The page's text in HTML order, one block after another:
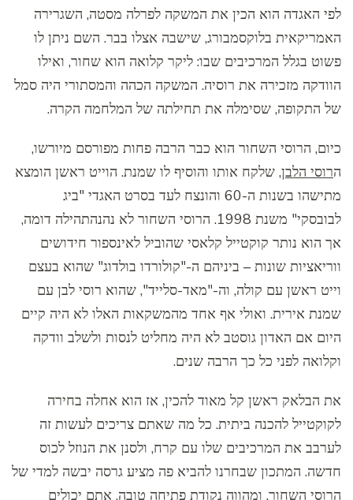
לפי האגדה הוא הכין את המשקה לפרלה מסטה, השגרירה
האמריקאית בלוקסמבורג, שישבה אצלו בבר. השם ניתן לו
פשוט בגלל המרכיבים שבו: ליקר קלואה הוא שחור, ואילו
הוודקה מזכירה את רוסיה. המשקה הכהה והמסתורי היה סמל
של התקופה, שסימלה את תחילתה של המלחמה הקרה.
כיום, הרוסי השחור הוא כבר הרבה פחות מפורסם מיורשו,
הרוסי הלבן, שלקח אותו והוסיף לו שמנת. הוייט ראשן הומצא
מתישהו בשנות ה-60 והונצח לעד בסרט האגדי "ביג
לבובסקי" משנת 1998. הרוסי השחור לא נהנהתהילה דומה,
אך הוא נותר קוקטייל קלאסי שהוביל לאינספור חידושים
ווריאציות שונות – ביניהם ה-"קולורדו בולדוג" שהוא בעצם
וייט ראשן עם קולה, וה-"מאד-סלייד", שהוא רוסי לבן עם
שמנת אירית. ואולי אף אחד מהמשקאות האלו לא היה קיים
היום אם האדון גוסטב לא היה מחליט לנסות ולשלב וודקה
וקלואה לפני כל כך הרבה שנים.
את הבלאק ראשן קל מאוד להכין, אז הוא אחלה בחירה
לקוקטייל להכנה ביתית. כל מה שאתם צריכים לעשות זה
לערבב את המרכיבים שלו עם קרח, ולסנן את הנוזל לכוס
חדשה. המתכון שבחרנו להביא פה מציע גרסה יבשה למדי של
הרוסי השחור, ומהווה נקודת פתיחה טובה. אתם יכולים